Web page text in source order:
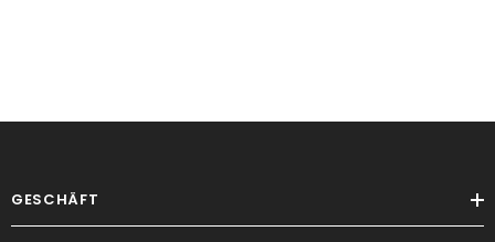
GESCHÄFT